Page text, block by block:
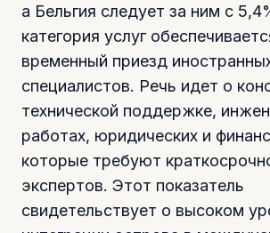
а Бельгия следует за ним с
категория услуг
временный приезд
специалистов. Речь идет о
технической поддержке,
работах, юридических и
которые требуют
экспертов. Этот показатель
свидетельствует о высоком